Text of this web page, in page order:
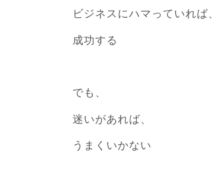
ビジネスにハマっていれば、
成功する
でも、
迷いがあれば、
うまくいかない